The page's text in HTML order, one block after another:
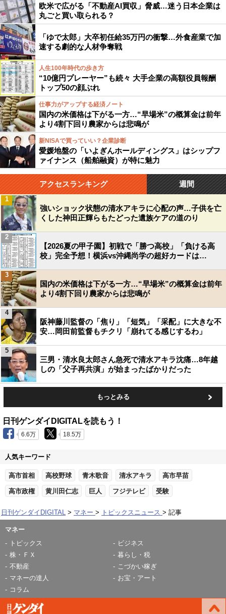
欧米で広がる「不動産AI買収」脅威…迷う日本企業は
丸ごと買い取られる？
「ゆで太郎」大卒初任給35万円の衝撃…外食産業で加
速する劇的な人材争奪戦
人生100年時代の歩き方
“10億円プレーヤー”も続々 大手企業の高額役員報酬
トップ50の顔ぶれ
仕事力がアップする経済ノート
国内の米価格は下がる一方…“早場米”の概算金は前年
より4割下回り農家からは悲鳴が
新NISAで買っていい？企業診断
愛媛地盤の「いよぎんホールディングス」はシップフ
ァイナンス（船舶融資）が特に魅力
アクセスランキング 週間
強いショック状態の清水アキラに心配の声…子供を亡
くした神田正輝らもたどった遺族ケアの道のり
1
【2026夏の甲子園】初戦で「勝つ高校」「負ける高
校」完全予想！横浜vs沖縄尚学の超好カードは…
2
国内の米価格は下がる一方…“早場米”の概算金は前年
より4割下回り農家からは悲鳴が
3
阪神藤川監督の「焦り」「短気」「采配」に大きな不
安…岡田前監督もチクリ「崩れてる感じするわ」
4
三男・清水良太郎さん急死で清水アキラ沈痛…8年越
しの「父子再共演」が始まったばかりだった
5
もっとみる
日刊ゲンダイDIGITALを読もう！
6.6万 18.5万
人気キーワード
高市首相 高校野球 青木歌音 清水アキラ 高市早苗
高市政権 黄川田仁志 巨人 フジテレビ 受験
日刊ゲンダイDIGITAL マネー トピックスニュース 記事
マネー
トピックス
ビジネス
株・ＦＸ
暮らし・税
不動産
こづかい稼ぎ
マネーの達人
お宝・アート
コラム